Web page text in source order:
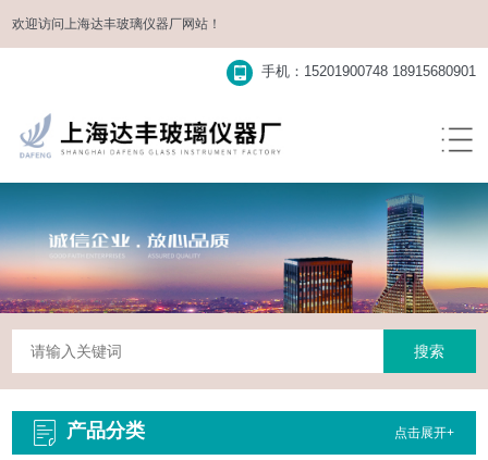
欢迎访问上海达丰玻璃仪器厂网站！
手机：15201900748 18915680901
产品分类 点击展开+